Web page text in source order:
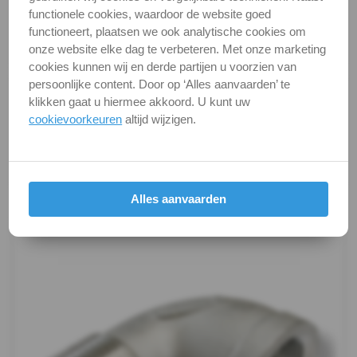
Dubbelnippel
Draadnippel
cilindrisch
Kap
zeskant
Kogelkranen
Koppeling
Lasnippel
DIN / Artikelnummer
F 304
Kwaliteit
A4 ( RVS / INOX )
Alle maten zijn in millimeters.
Foto's van producten zijn alleen illustraties en
kunnen soms afwijken van het werkelijke object. Het
Productafbeeldingen
functionele cookies, waardoor de website goed
functioneert, plaatsen we ook analytische cookies om
onze website elke dag te verbeteren. Met onze marketing
cookies kunnen wij en derde partijen u voorzien van
persoonlijke content. Door op ‘Alles aanvaarden’ te
klikken gaat u hiermee akkoord. U kunt uw
cookievoorkeuren altijd wijzigen.
Alles aanvaarden